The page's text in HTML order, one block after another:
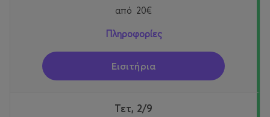
από 20€
Πληροφορίες
Εισιτήρια
Τετ, 2/9